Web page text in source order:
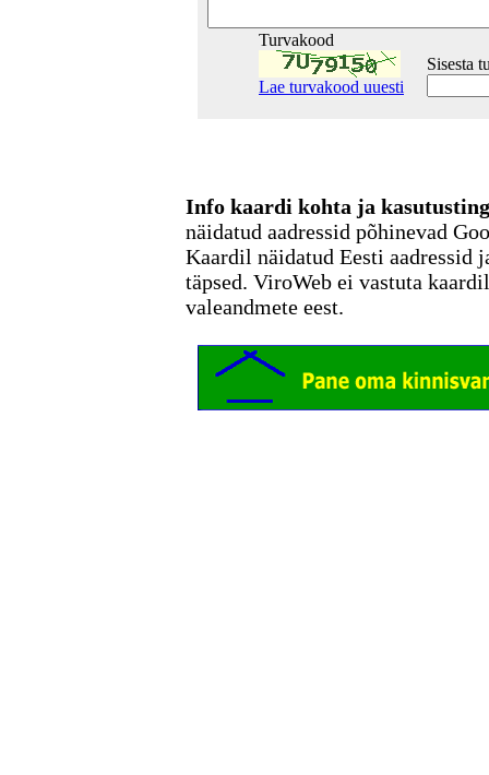
Turvakood
Lae turvakood uuesti
Sisesta
Info kaardi kohta ja
näidatud aadressid põhinevad
Kaardil näidatud Eesti aadressid
täpsed. ViroWeb ei vastuta
valeandmete eest.